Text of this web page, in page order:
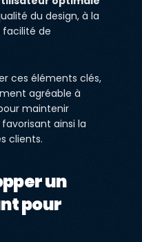
du design, à la
de
ces éléments clés,
agréable à
maintenir
ainsi la
clients.
un
pour